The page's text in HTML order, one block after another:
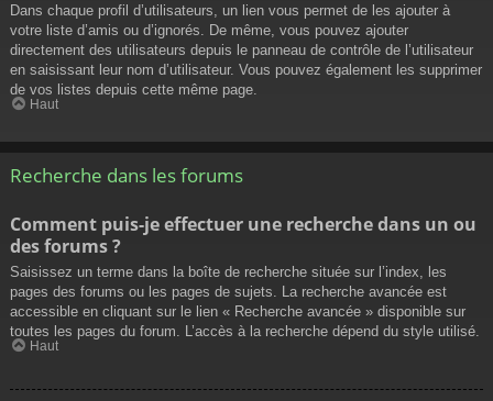
Dans chaque profil d’utilisateurs, un lien vous permet de les ajouter à
votre liste d’amis ou d’ignorés. De même, vous pouvez ajouter
directement des utilisateurs depuis le panneau de contrôle de l’utilisateur
en saisissant leur nom d’utilisateur. Vous pouvez également les supprimer
de vos listes depuis cette même page.
Haut
Recherche dans les forums
Comment puis-je effectuer une recherche dans un ou
des forums ?
Saisissez un terme dans la boîte de recherche située sur l’index, les
pages des forums ou les pages de sujets. La recherche avancée est
accessible en cliquant sur le lien « Recherche avancée » disponible sur
toutes les pages du forum. L’accès à la recherche dépend du style utilisé.
Haut